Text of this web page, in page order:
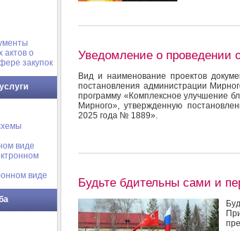
актов о
закупок
виде
виде
Уведомление о проведении
Вид и наименование проектов
постановления администрации
программу «Комплексное улучшение
Мирного», утвержденную
2025 года № 1889».
Будьте бдительны сами и